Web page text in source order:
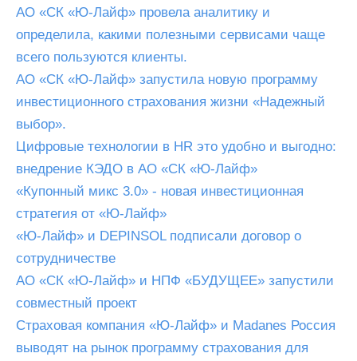
АО «СК «Ю-Лайф» провела аналитику и
определила, какими полезными сервисами чаще
всего пользуются клиенты.
АО «СК «Ю-Лайф» запустила новую программу
инвестиционного страхования жизни «Надежный
выбор».
Цифровые технологии в HR это удобно и выгодно:
внедрение КЭДО в АО «СК «Ю-Лайф»
«Купонный микс 3.0» - новая инвестиционная
стратегия от «Ю-Лайф»
«Ю-Лайф» и DEPINSOL подписали договор о
сотрудничестве
АО «СК «Ю-Лайф» и НПФ «БУДУЩЕЕ» запустили
совместный проект
Страховая компания «Ю-Лайф» и Madanes Россия
выводят на рынок программу страхования для